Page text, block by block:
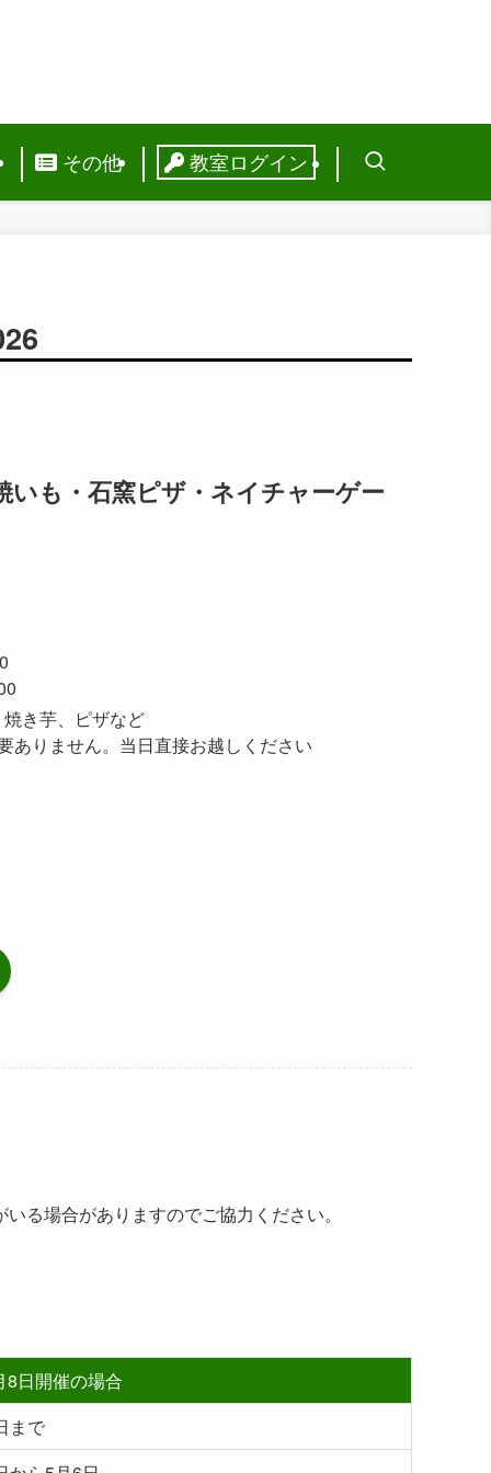
その他 教室ログイン
いも・石窯ピザ・ネイチャーゲー
き芋、ピザなど
ません。当日直接お越しください
る場合がありますのでご協力ください。
8日開催の場合
まで